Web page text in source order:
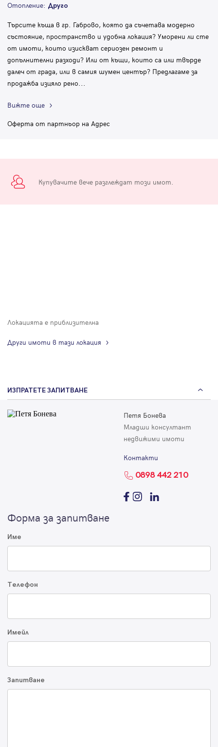
Отопление: Друго
Търсите къща в гр. Габрово, която да съчетава модерно
състояние, пространство и удобна локация? Уморени ли сте
от имоти, които изискват сериозен ремонт и
допълнителни разходи? Или от къщи, които са или твърде
далеч от града, или в самия шумен център? Предлагаме за
продажба изцяло рено...
Вижте още
Оферта от партньор на Адрес
Купувачите вече разглеждат този имот.
Локацията е приблизителна
Други имоти в тази локация
ИЗПРАТЕТЕ ЗАПИТВАНЕ
Петя Бонева
Младши консултант
недвижими имоти
Контакти
0898 442 210
Форма за запитване
Име
Телефон
Имейл
Запитване